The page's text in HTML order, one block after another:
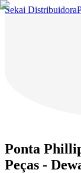
Sekai Distribuidora
Ponta
Peças -